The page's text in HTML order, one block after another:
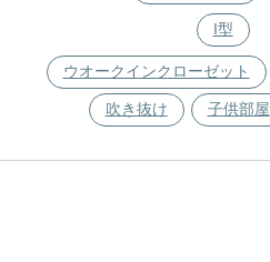
I型
ウオークインクローゼット
吹き抜け 子供部屋